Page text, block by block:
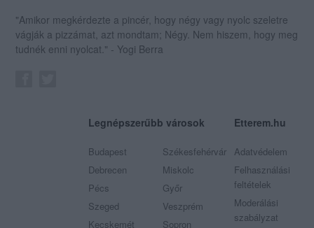
"Amikor megkérdezte a pincér, hogy négy vagy nyolc szeletre
vágják a pizzámat, azt mondtam; Négy. Nem hiszem, hogy meg
tudnék enni nyolcat." - Yogi Berra
Legnépszerűbb városok
Budapest
Debrecen
Pécs
Szeged
Kecskemét
Székesfehérvár
Miskolc
Győr
Veszprém
Sopron
Etterem.hu
Adatvédelem
Felhasználási
feltételek
Moderálási
szabályzat